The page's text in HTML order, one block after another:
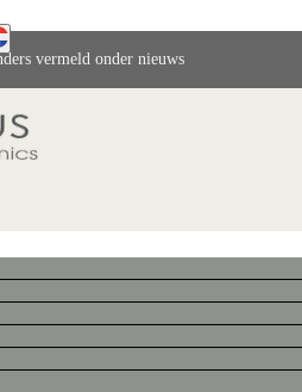
vermeld onder nieuws